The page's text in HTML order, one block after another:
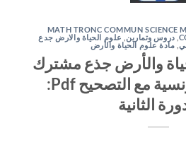
MATH TRONC COMMUN SCIENCE
دروس وتمارين
علوم الحياة والارض جدع
مادة علوم الحياة والأرض
والأرض جذع مشترك
علمي خيار فرنسية مع التصحيح Pdf:
الثانية